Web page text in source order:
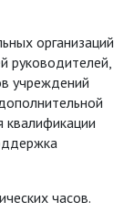
организаций
руководителей,
учреждений
квалификации
часов.